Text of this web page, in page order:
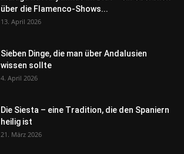
über die Flamenco-Shows...
13. April 2026
Sieben Dinge, die man über Andalusien
wissen sollte
4. April 2026
Die Siesta – eine Tradition, die den Spaniern
heilig ist
21. März 2026